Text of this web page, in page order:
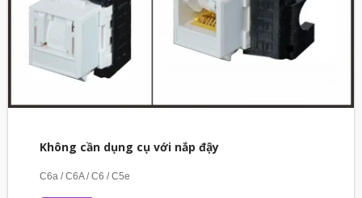
Không cần dụng cụ với nắp đậy
C6a / C6A / C6 / C5e